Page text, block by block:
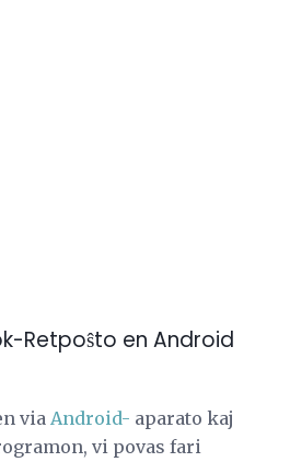
Retpoŝto en Android
via Android- aparato kaj
vi povas fari